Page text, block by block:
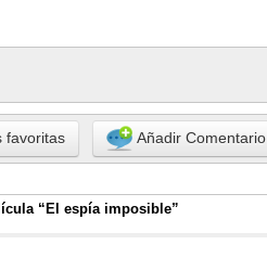
favoritas Añadir Comentario
“El espía imposible”